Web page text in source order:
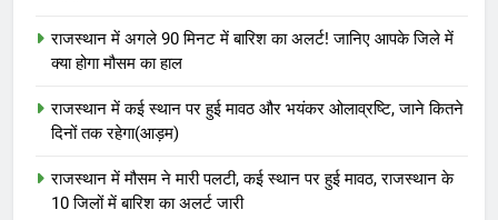
राजस्थान में अगले 90 मिनट में बारिश का अलर्ट! जानिए आपके जिले में
क्या होगा मौसम का हाल
राजस्थान में कई स्थान पर हुई मावठ और भयंकर ओलाव्रष्टि, जाने कितने
दिनों तक रहेगा(आड़म)
राजस्थान में मौसम ने मारी पलटी, कई स्थान पर हुई मावठ, राजस्थान के
10 जिलों में बारिश का अलर्ट जारी